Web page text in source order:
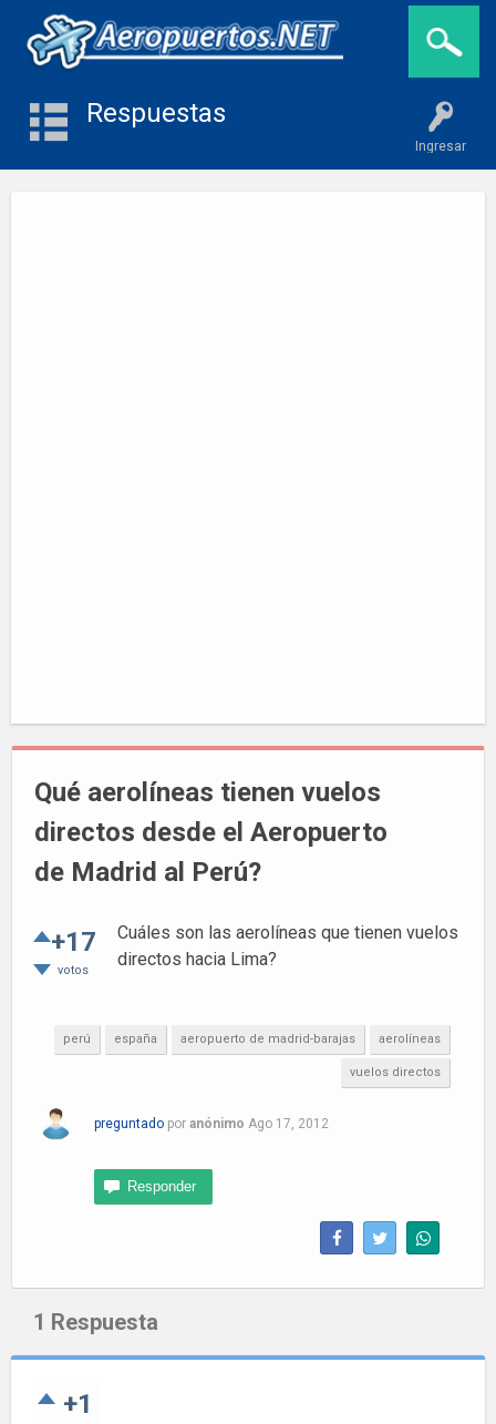
Ingresar
Respuestas
Qué aerolíneas tienen vuelos
directos desde el Aeropuerto
de Madrid al Perú?
+17
votos
Cuáles son las aerolíneas que tienen vuelos
directos hacia Lima?
perú españa aeropuerto de madrid-barajas aerolíneas
vuelos directos
preguntado por anónimo Ago 17, 2012
1 Respuesta
+1